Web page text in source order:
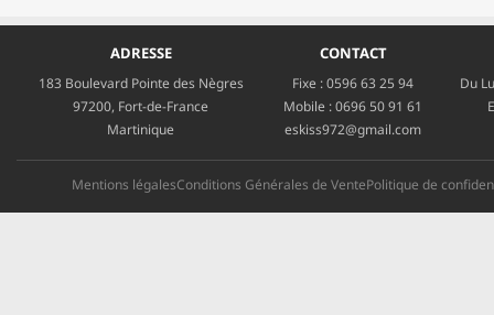
ADRESSE
183 Boulevard Pointe des Nègres
97200, Fort-de-France
Martinique
CONTACT
Fixe :0596 63 25 94
Mobile :0696 50 91 61
eskiss972@gmail.com
Du
Mentions légalesConditions Générales de VentePolitique de